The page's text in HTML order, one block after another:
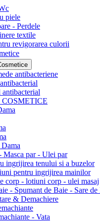
piele
- Perdele
textile
revigorarea culorii
antibacteriene
antibacterial
Dama
Masca par - Ulei par
ingrijirea tenului si a buzelor
pentru ingrijirea mainilor
corp - lotiuni corp - ulei masaj
- Spumant de Baie - Sare de
& Demachiere
- Vata